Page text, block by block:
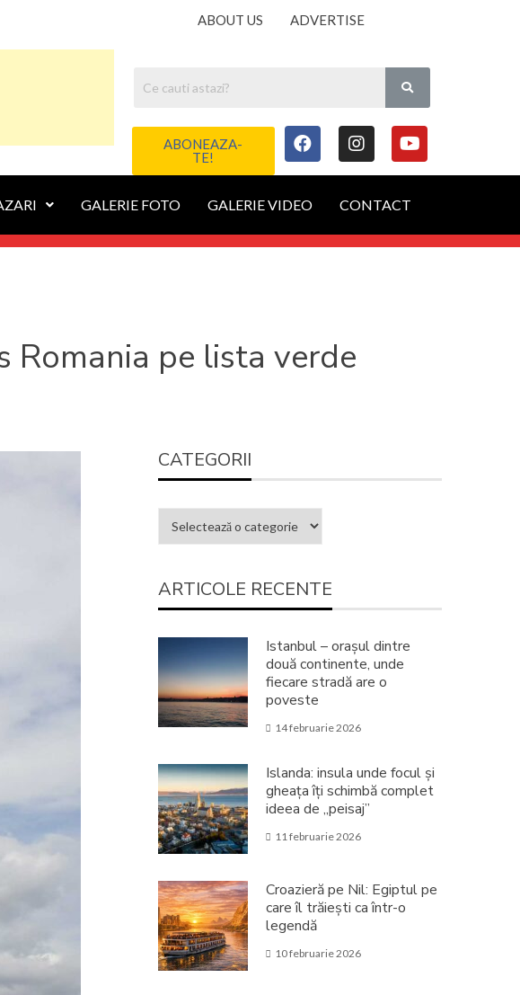
ABOUT US ADVERTISE
ABONEAZA-
TE!
GALERIE FOTO GALERIE VIDEO CONTACT
Romania pe lista verde
CATEGORII
ARTICOLE RECENTE
Istanbul – orașul dintre
două continente, unde
fiecare stradă are o
poveste
14 februarie 2026
Islanda: insula unde focul și
gheața îți schimbă complet
ideea de „peisaj”
11 februarie 2026
Croazieră pe Nil: Egiptul pe
care îl trăiești ca într-o
legendă
10 februarie 2026